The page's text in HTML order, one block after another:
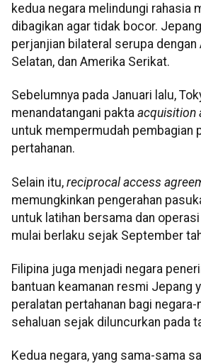
kedua negara melindungi rahasia
dibagikan agar tidak bocor.
perjanjian bilateral serupa dengan
Selatan, dan Amerika Serikat.
Sebelumnya pada Januari lalu,
menandatangani pakta acquisition
untuk mempermudah pembagian
pertahanan.
Selain itu, reciprocal access
memungkinkan pengerahan
untuk latihan bersama dan
mulai berlaku sejak September
Filipina juga menjadi negara
bantuan keamanan resmi Jepang
peralatan pertahanan bagi
sehaluan sejak diluncurkan pada
Kedua negara, yang sama-sama